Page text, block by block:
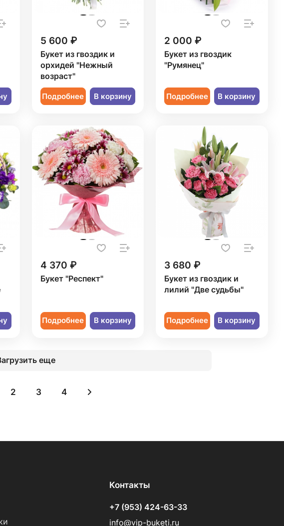
5 600 ₽
Букет из гвоздик и
орхидей "Нежный
возраст"
Подробнее В корзину
2 000 ₽
Букет из гвоздик
"Румянец"
Подробнее В корзину
4 370 ₽
Букет "Респект"
Подробнее В корзину
3 680 ₽
Букет из гвоздик и
лилий "Две судьбы"
Подробнее В корзину
еще
2 3 4
Контакты
+7 (953) 424-63-33
info@vip-buketi.ru